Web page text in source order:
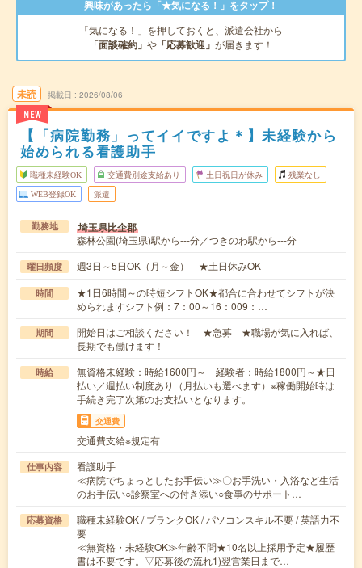
興味があったら「★気になる！」をタップ！
「気になる！」を押しておくと、派遣会社から
「面談確約」 や 「応募歓迎」 が届きます！
未読
NEW
掲載日 2026/08/06
【「病院勤務」ってイイですよ＊】未経験から
始められる看護助手
職種未経験OK 交通費別途支給あり 土日祝日が休み 残業なし
WEB登録OK 派遣
勤務地 埼玉県比企郡
森林公園(埼玉県)駅から---分／つきのわ駅から---分
曜日頻度 週3日～5日OK（月～金） ★土日休みOK
時間
★1日6時間～の時短シフトOK★都合に合わせてシフトが決
められますシフト例：7：00～16：009：…
期間
開始日はご相談ください！ ★急募 ★職場が気に入れば、
長期でも働けます！
時給
無資格未経験：時給1600円～ 経験者：時給1800円～★日
払い／週払い制度あり（月払いも選べます）※稼働開始時は
手続き完了次第のお支払いとなります。
交通費
交通費支給※規定有
仕事内容
看護助手
≪病院でちょっとしたお手伝い≫〇お手洗い・入浴など生活
のお手伝い○診察室への付き添い○食事のサポート…
応募資格
職種未経験OK / ブランクOK / パソコンスキル不要 / 英語力不
要
≪無資格・未経験OK≫年齢不問★10名以上採用予定★履歴
書は不要です。▽応募後の流れ1)翌営業日まで…